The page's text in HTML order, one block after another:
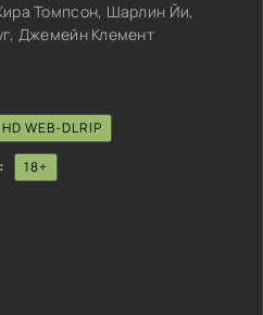
Томпсон, Шарлин Йи,
Джемейн Клемент
HD WEB-DLRIP
18+